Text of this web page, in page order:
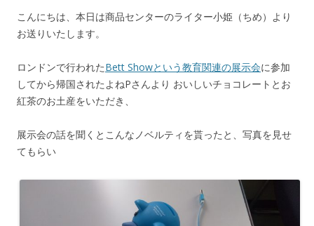
こんにちは、本日は商品センターのライター小姫（ちめ）より
お送りいたします。
ロンドンで行われたBett Showという教育関連の展示会に参加
してから帰国されたよねPさんより おいしいチョコレートとお
紅茶のお土産をいただき、
展示会の話を聞くとこんなノベルティを貰ったと、写真を見せ
てもらい